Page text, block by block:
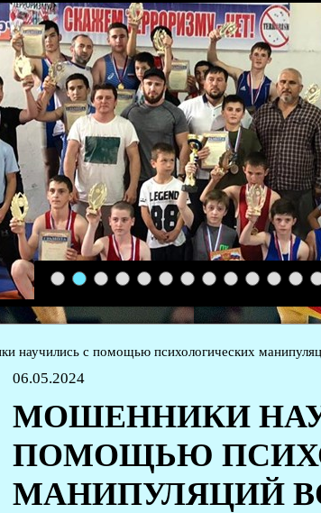
1 2 3 4 5 6 7 8 9 10 11 12
научились с помощью психологических
06.05.2024
МОШЕННИКИ
ПОМОЩЬЮ
МАНИПУЛЯЦИЙ